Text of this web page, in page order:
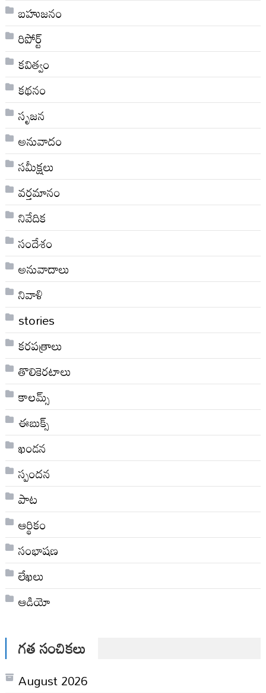
బహుజనం
రిపోర్ట్
కవిత్వం
కథనం
సృజన
అనువాదం
సమీక్షలు
వర్తమానం
నివేదిక
సందేశం
అనువాదాలు
నివాళి
stories
కరపత్రాలు
తొలికెరటాలు
కాలమ్స్
ఈబుక్స్
ఖండన
స్పందన
పాట
ఆర్థికం
సంభాషణ
లేఖలు
ఆడియో
గత సంచికలు
August 2026